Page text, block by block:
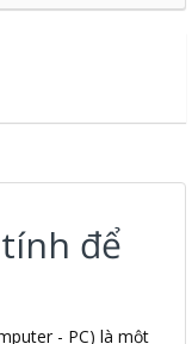
để
- PC) là một